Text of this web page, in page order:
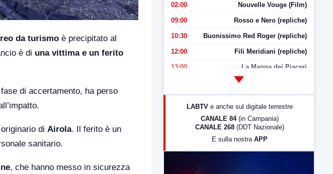
da turismo è precipitato al
è di una vittima e un ferito
di accertamento, ha perso
di Airola. Il ferito è un
sanitario.
, che hanno messo in sicurezza
02:00 Nouvelle Vouge (Film)
09:00 Rosso e Nero (repliche)
10:30 Buonissimo Red Roger (repliche)
12:00 Fili Meridiani (repliche)
13:00 La Mappa dei Piaceri
LabNews (Diretta)
LABTV e anche sul digitale terrestre
CANALE 84 (in Campania)
CANALE 268 (DDT Nazionale)
E sulla nostra APP